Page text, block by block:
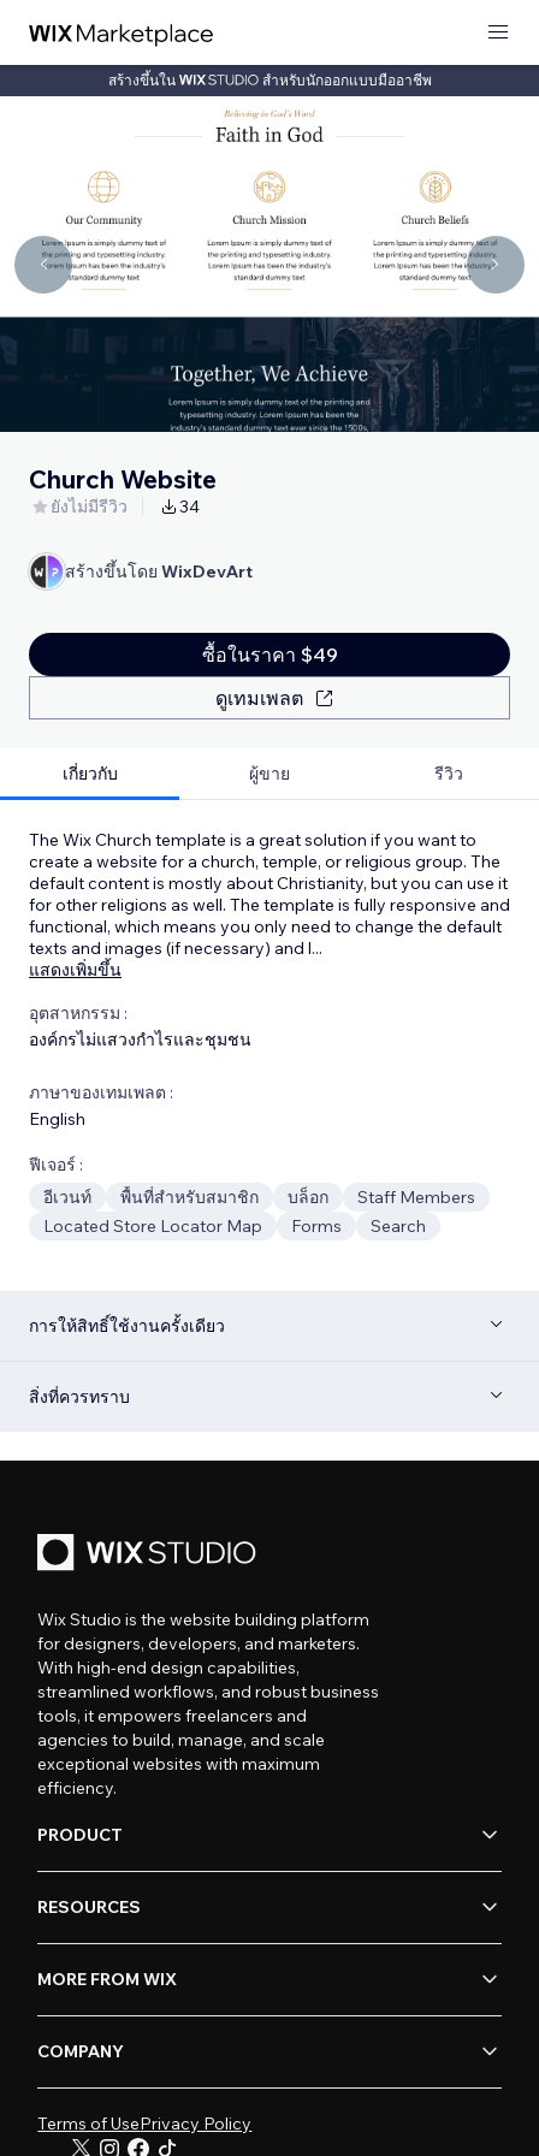
สร้างขึ้นใน สำหรับนักออกแบบมืออาชีพ
Church Website
ยังไม่มีรีวิว 34
สร้างขึ้นโดย WixDevArt
ซื้อในราคา $49
ดูเทมเพลต
เกี่ยวกับ ผู้ขาย รีวิว
The Wix Church template is a great solution if you want to
create a website for a church, temple, or religious group. The
default content is mostly about Christianity, but you can use it
for other religions as well. The template is fully responsive and
functional, which means you only need to change the default
texts and images (if necessary) and l...
แสดงเพิ่มขึ้น
อุตสาหกรรม :
องค์กรไม่แสวงกำไรและชุมชน
ภาษาของเทมเพลต :
English
ฟีเจอร์ :
อีเวนท์
พื้นที่สำหรับสมาชิก บล็อก
Staff Members
Located Store Locator Map
Forms Search
การให้สิทธิ์ใช้งานครั้งเดียว
สิ่งที่ควรทราบ
Wix Studio is the website building platform
for designers, developers, and marketers.
With high-end design capabilities,
streamlined workflows, and robust business
tools, it empowers freelancers and
agencies to build, manage, and scale
exceptional websites with maximum
efficiency.
PRODUCT
RESOURCES
MORE FROM WIX
COMPANY
Terms of UsePrivacy Policy